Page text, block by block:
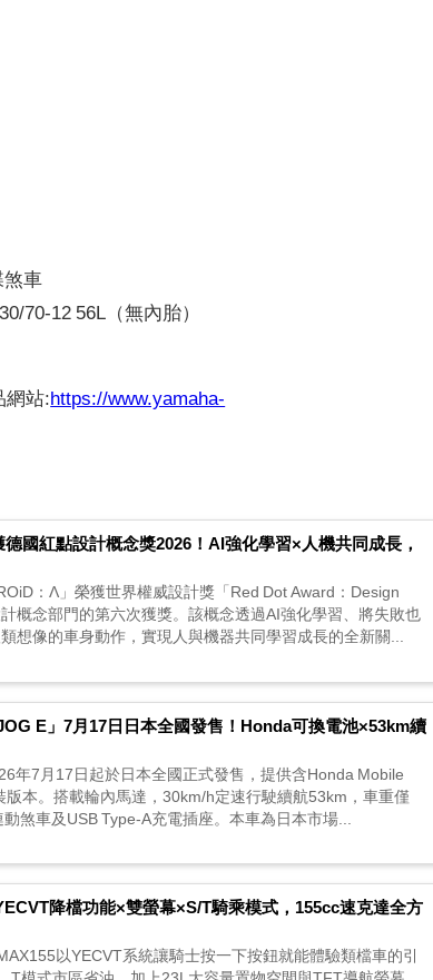
煞車
70-12 56L（無內胎）
網站:https://www.yamaha-
國紅點設計概念獎2026！AI強化學習×人機共同成長，
：Λ」榮獲世界權威設計獎「Red Dot Award：Design
概念部門的第六次獲獎。該概念透過AI強化學習、將失敗也
想像的車身動作，實現人與機器共同學習成長的全新關...
E」7月17日日本全國發售！Honda可換電池×53km續
年7月17日起於日本全國正式發售，提供含Honda Mobile
版本。搭載輪內馬達，30km/h定速行駛續航53km，車重僅
煞車及USB Type-A充電插座。本車為日本市場...
降檔功能×雙螢幕×S/T騎乘模式，155cc速克達全方
以YECVT系統讓騎士按一下按鈕就能體驗類檔車的引